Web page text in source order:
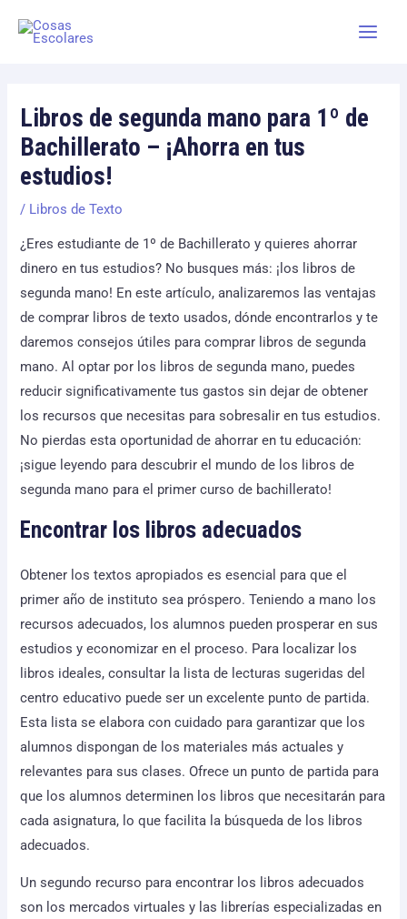
Libros de segunda mano para 1º de
Bachillerato – ¡Ahorra en tus
estudios!
/ Libros de Texto
¿Eres estudiante de 1º de Bachillerato y quieres ahorrar
dinero en tus estudios? No busques más: ¡los libros de
segunda mano! En este artículo, analizaremos las ventajas
de comprar libros de texto usados, dónde encontrarlos y te
daremos consejos útiles para comprar libros de segunda
mano. Al optar por los libros de segunda mano, puedes
reducir significativamente tus gastos sin dejar de obtener
los recursos que necesitas para sobresalir en tus estudios.
No pierdas esta oportunidad de ahorrar en tu educación:
¡sigue leyendo para descubrir el mundo de los libros de
segunda mano para el primer curso de bachillerato!
Encontrar los libros adecuados
Obtener los textos apropiados es esencial para que el
primer año de instituto sea próspero. Teniendo a mano los
recursos adecuados, los alumnos pueden prosperar en sus
estudios y economizar en el proceso. Para localizar los
libros ideales, consultar la lista de lecturas sugeridas del
centro educativo puede ser un excelente punto de partida.
Esta lista se elabora con cuidado para garantizar que los
alumnos dispongan de los materiales más actuales y
relevantes para sus clases. Ofrece un punto de partida para
que los alumnos determinen los libros que necesitarán para
cada asignatura, lo que facilita la búsqueda de los libros
adecuados.
Un segundo recurso para encontrar los libros adecuados
son los mercados virtuales y las librerías especializadas en